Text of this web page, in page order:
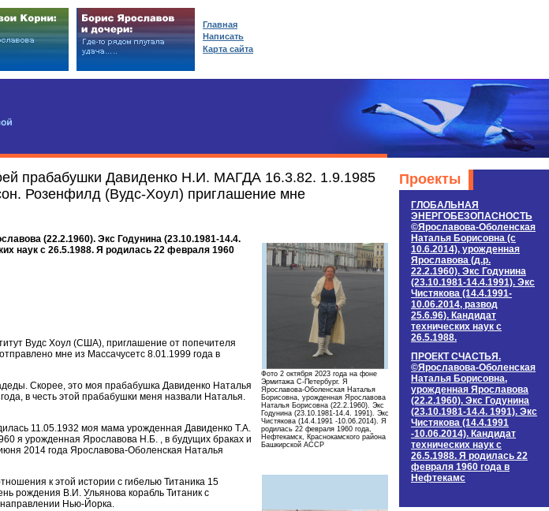
прабабушки Давиденко Н.И. МАГДА 16.3.82. 1.9.1985
Розенфилд (Вудс-Хоул) приглашение мне
Фото 2 октября 2023 года на фоне
Эрмитажа С-Петербург. Я
Ярославова-Оболенская Наталья
Борисовна, урожденная Ярославова
Наталья Борисовна (22.2.1960). Экс
Годунина (23.10.1981-14.4. 1991). Экс
Чистякова (14.4.1991 -10.06.2014). Я
родилась 22 февраля 1960 года,
Нефтекамск, Краснокамского района
Башкирской АССР
(22.2.1960). Экс Годунина (23.10.1981-14.4.
наук c 26.5.1988. Я родилась 22 февраля 1960
Вудc Хоул (США), приглашение от попечителя
мне из Массачусетс 8.01.1999 года в
Скорее, это моя прабабушка Давиденко Наталья
в честь этой прабабушки меня назвали Наталья.
11.05.1932 моя мама урожденная Давиденко Т.А.
я урожденная Ярославова Н.Б. , в будущих браках и
2014 года Ярославова-Оболенская Наталья
к этой истории с гибелью Титаника 15
рождения В.И. Ульянова корабль Титаник с
Нью-Йорка.
Проекты
ГЛОБАЛЬНАЯ
ЭНЕРГОБЕЗОПАСНОСТЬ
©Ярославова-Оболенская
Наталья Борисовна (c
10.6.2014), урожденная
Ярославова (д.р.
22.2.1960). Экс Годунина
(23.10.1981-14.4.1991). Экс
Чистякова (14.4.1991-
10.06.2014, развод
25.6.96). Кандидат
технических наук c
26.5.1988.
ПРОЕКТ СЧАСТЬЯ.
©Ярославова-Оболенская
Наталья Борисовна,
урожденная Ярославова
(22.2.1960). Экс Годунина
(23.10.1981-14.4. 1991). Экс
Чистякова (14.4.1991
-10.06.2014). Кандидат
технических наук c
26.5.1988. Я родилась 22
февраля 1960 года в
Нефтекамс
Главная
Написать
Карта сайта